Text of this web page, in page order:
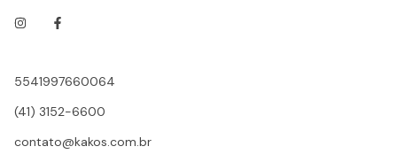
5541997660064
(41) 3152-6600
contato@kakos.com.br